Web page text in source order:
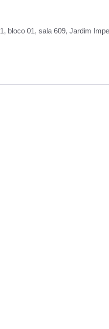
bloco 01, sala 609, Jardim